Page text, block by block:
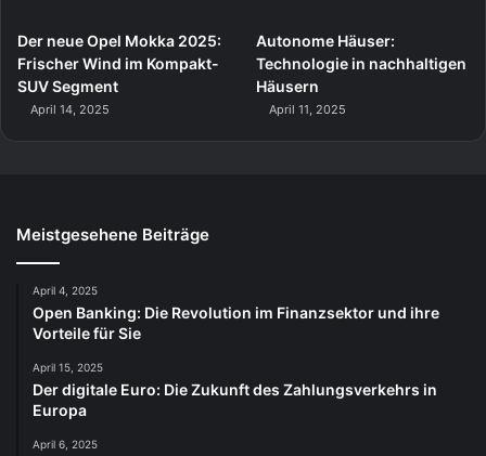
Der neue Opel Mokka 2025:
Frischer Wind im Kompakt-
SUV Segment
April 14, 2025
Autonome Häuser:
Technologie in nachhaltigen
Häusern
April 11, 2025
Meistgesehene Beiträge
April 4, 2025
Open Banking: Die Revolution im Finanzsektor und ihre
Vorteile für Sie
April 15, 2025
Der digitale Euro: Die Zukunft des Zahlungsverkehrs in
Europa
April 6, 2025